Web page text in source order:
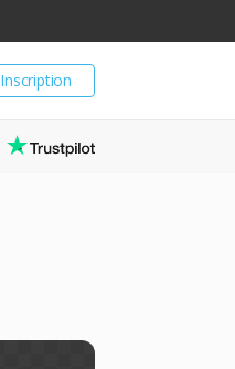
Inscription